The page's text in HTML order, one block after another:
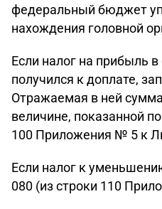
федеральный бюджет
нахождения головной
Если налог на прибыль
получился к доплате,
Отражаемая в ней сумма
величине, показанной
100 Приложения № 5 к
Если налог к
080 (из строки 110